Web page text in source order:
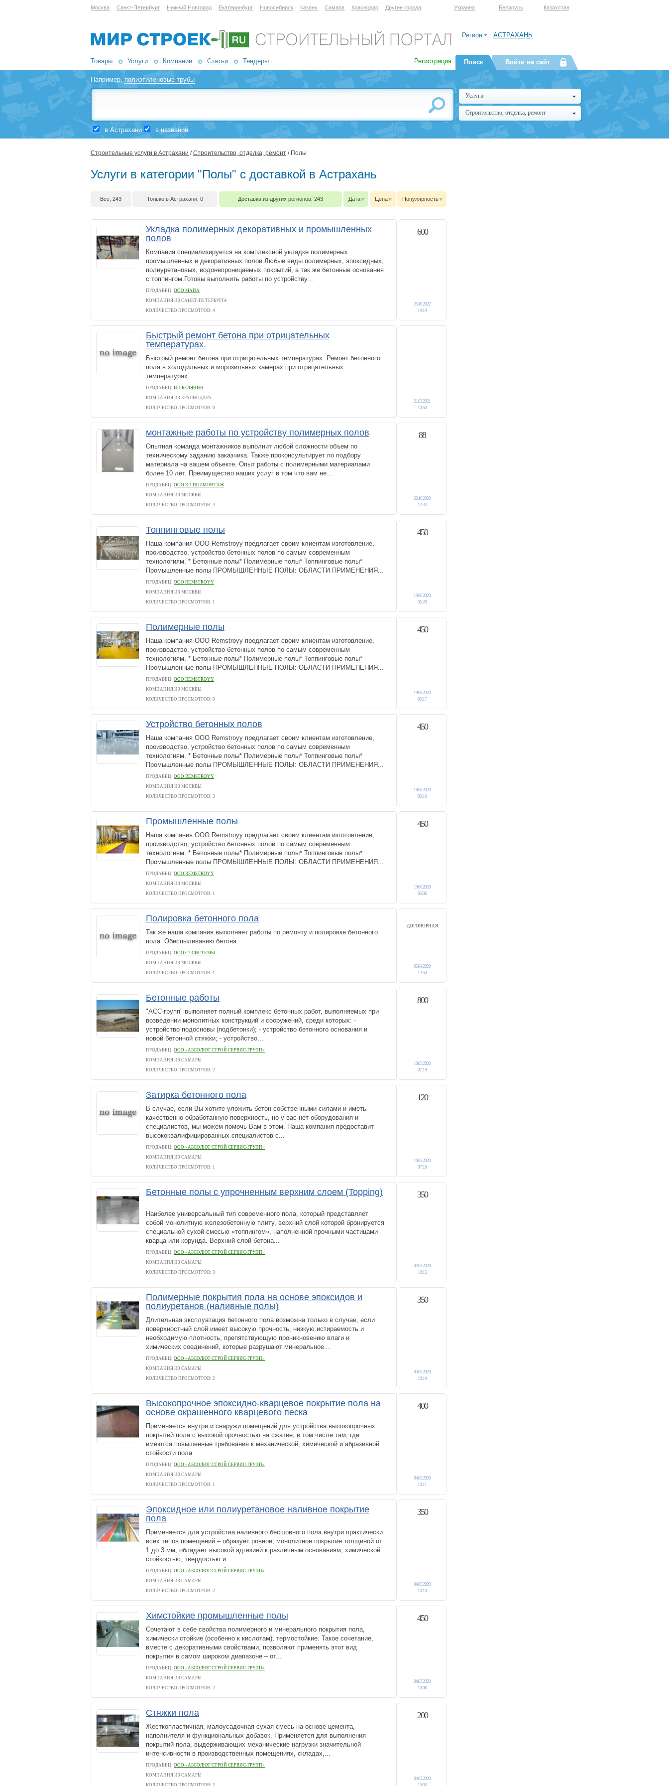
Москва Санкт-Петербург Нижний Новгород Екатеринбург Новосибирск Казань Самара Краснодар Другие города Украина Беларусь Казахстан
Товары Услуги Компании Статьи Тендеры Регистрация
Регион : АСТРАХАНЬ
Например,полиэтиленовые трубы
в Астрахани в названии
Поиск Войти на сайт
Услуги
Строительство, отделка, ремонт
Строительные услуги в Астрахани /Строительство, отделка, ремонт / Полы
Услуги в категории "Полы" с доставкой в Астрахань
Все, 243 Только в Астрахани, 0 Доставка из других регионов, 243 Дата Цена Популярность
Укладка полимерных декоративных и промышленных
полов
Компания специализируется на комплексной укладке полимерных
промышленных и декоративных полов.Любые виды полимерных, эпоксидных,
полиуретановых, водонепроницаемых покрытий, а так же бетонные основания
с топпингом.Готовы выполнить работы по устройству...
ПРОДАВЕЦ: ООО МАПА
КОМПАНИЯ ИЗ САНКТ-ПЕТЕРБУРГА
КОЛИЧЕСТВО ПРОСМОТРОВ: 4
600
25.10.2022
14:14
Быстрый ремонт бетона при отрицательных
температурах.
Быстрый ремонт бетона при отрицательных температурах. Ремонт бетонного
пола в холодильных и морозильных камерах при отрицательных
температурах.
ПРОДАВЕЦ: ИП БЕЛЯНИН
КОМПАНИЯ ИЗ КРАСНОДАРА
КОЛИЧЕСТВО ПРОСМОТРОВ: 0
21.03.2021
10:50
монтажные работы по устройству полимерных полов
Опытная команда монтажников выполнит любой сложности объем по
техническому заданию заказчика. Также проконсультирует по подбору
материала на вашем объекте. Опыт работы с полимерными материалами
более 10 лет. Преимущество наших услуг в том что вам не...
ПРОДАВЕЦ: ООО КП ПОЛМОНТАЖ
КОМПАНИЯ ИЗ МОСКВЫ
КОЛИЧЕСТВО ПРОСМОТРОВ: 4
88
20.10.2020
12:34
Топпинговые полы
Наша компания ООО Remstroyy предлагает своим клиентам изготовление,
производство, устройство бетонных полов по самым современным
технологиям. * Бетонные полы* Полимерные полы* Топпинговые полы*
Промышленные полы ПРОМЫШЛЕННЫЕ ПОЛЫ: ОБЛАСТИ ПРИМЕНЕНИЯ...
ПРОДАВЕЦ: ООО REMSTROYY
КОМПАНИЯ ИЗ МОСКВЫ
КОЛИЧЕСТВО ПРОСМОТРОВ: 1
450
19.06.2020
05:20
Полимерные полы
Наша компания ООО Remstroyy предлагает своим клиентам изготовление,
производство, устройство бетонных полов по самым современным
технологиям. * Бетонные полы* Полимерные полы* Топпинговые полы*
Промышленные полы ПРОМЫШЛЕННЫЕ ПОЛЫ: ОБЛАСТИ ПРИМЕНЕНИЯ...
ПРОДАВЕЦ: ООО REMSTROYY
КОМПАНИЯ ИЗ МОСКВЫ
КОЛИЧЕСТВО ПРОСМОТРОВ: 0
450
19.06.2020
05:17
Устройство бетонных полов
Наша компания ООО Remstroyy предлагает своим клиентам изготовление,
производство, устройство бетонных полов по самым современным
технологиям. * Бетонные полы* Полимерные полы* Топпинговые полы*
Промышленные полы ПРОМЫШЛЕННЫЕ ПОЛЫ: ОБЛАСТИ ПРИМЕНЕНИЯ...
ПРОДАВЕЦ: ООО REMSTROYY
КОМПАНИЯ ИЗ МОСКВЫ
КОЛИЧЕСТВО ПРОСМОТРОВ: 3
450
19.06.2020
05:10
Промышленные полы
Наша компания ООО Remstroyy предлагает своим клиентам изготовление,
производство, устройство бетонных полов по самым современным
технологиям. * Бетонные полы* Полимерные полы* Топпинговые полы*
Промышленные полы ПРОМЫШЛЕННЫЕ ПОЛЫ: ОБЛАСТИ ПРИМЕНЕНИЯ...
ПРОДАВЕЦ: ООО REMSTROYY
КОМПАНИЯ ИЗ МОСКВЫ
КОЛИЧЕСТВО ПРОСМОТРОВ: 1
450
19.06.2020
05:06
Полировка бетонного пола
Так же наша компания выполняет работы по ремонту и полировке бетонного
пола. Обеспыливанию бетона.
ПРОДАВЕЦ: ООО С2 СИСТЕМЫ
КОМПАНИЯ ИЗ МОСКВЫ
КОЛИЧЕСТВО ПРОСМОТРОВ: 1
ДОГОВОРНАЯ
05.04.2020
12:50
Бетонные работы
"АСС-групп" выполняет полный комплекс бетонных работ, выполняемых при
возведении монолитных конструкций и сооружений, среди которых: -
устройство подосновы (подбетонки); - устройство бетонного основания и
новой бетонной стяжки; - устройство...
ПРОДАВЕЦ: ООО «АБСОЛЮТ СТРОЙ СЕРВИС-ГРУПП»
КОМПАНИЯ ИЗ САМАРЫ
КОЛИЧЕСТВО ПРОСМОТРОВ: 2
800
10.03.2020
07:19
Затирка бетонного пола
В случае, если Вы хотите уложить бетон собственными силами и иметь
качественно обработанную поверхность, но у вас нет оборудования и
специалистов, мы можем помочь Вам в этом. Наша компания предоставит
высококвалифицированных специалистов с...
ПРОДАВЕЦ: ООО «АБСОЛЮТ СТРОЙ СЕРВИС-ГРУПП»
КОМПАНИЯ ИЗ САМАРЫ
КОЛИЧЕСТВО ПРОСМОТРОВ: 1
120
10.03.2020
07:18
Бетонные полы с упрочненным верхним слоем (Topping)
Наиболее универсальный тип современного пола, который представляет
собой монолитную железобетонную плиту, верхний слой которой бронируется
специальной сухой смесью «топпингом», наполненной прочными частицами
кварца или корунда. Верхний слой бетона...
ПРОДАВЕЦ: ООО «АБСОЛЮТ СТРОЙ СЕРВИС-ГРУПП»
КОМПАНИЯ ИЗ САМАРЫ
КОЛИЧЕСТВО ПРОСМОТРОВ: 3
350
04.03.2020
10:15
Полимерные покрытия пола на основе эпоксидов и
полиуретанов (наливные полы)
Длительная эксплуатация бетонного пола возможна только в случае, если
поверхностный слой имеет высокую прочность, низкую истираемость и
необходимую плотность, препятствующую проникновению влаги и
химических соединений, которые разрушают минеральное...
ПРОДАВЕЦ: ООО «АБСОЛЮТ СТРОЙ СЕРВИС-ГРУПП»
КОМПАНИЯ ИЗ САМАРЫ
КОЛИЧЕСТВО ПРОСМОТРОВ: 2
350
04.03.2020
10:14
Высокопрочное эпоксидно-кварцевое покрытие пола на
основе окрашенного кварцевого песка
Применяется внутри и снаружи помещений для устройства высокопрочных
покрытий пола с высокой прочностью на сжатие, в том числе там, где
имеются повышенные требования к механической, химической и абразивной
стойкости пола.
ПРОДАВЕЦ: ООО «АБСОЛЮТ СТРОЙ СЕРВИС-ГРУПП»
КОМПАНИЯ ИЗ САМАРЫ
КОЛИЧЕСТВО ПРОСМОТРОВ: 1
400
04.03.2020
10:11
Эпоксидное или полиуретановое наливное покрытие
пола
Применяется для устройства наливного бесшовного пола внутри практически
всех типов помещений – образует ровное, монолитное покрытие толщиной от
1 до 3 мм, обладает высокой адгезией к различным основаниям, химической
стойкостью, твердостью и...
ПРОДАВЕЦ: ООО «АБСОЛЮТ СТРОЙ СЕРВИС-ГРУПП»
КОМПАНИЯ ИЗ САМАРЫ
КОЛИЧЕСТВО ПРОСМОТРОВ: 2
350
04.03.2020
10:10
Химстойкие промышленные полы
Сочетают в себе свойства полимерного и минерального покрытия пола,
химически стойкие (особенно к кислотам), термостойкие. Такое сочетание,
вместе с декоративными свойствами, позволяют применять этот вид
покрытия в самом широком диапазоне – от...
ПРОДАВЕЦ: ООО «АБСОЛЮТ СТРОЙ СЕРВИС-ГРУПП»
КОМПАНИЯ ИЗ САМАРЫ
КОЛИЧЕСТВО ПРОСМОТРОВ: 2
450
04.03.2020
10:08
Стяжки пола
Жесткопластичная, малоусадочная сухая смесь на основе цемента,
наполнителя и функциональных добавок. Применяется для выполнения
покрытий пола, выдерживающих механические нагрузки значительной
интенсивности в производственных помещениях, складах,...
ПРОДАВЕЦ: ООО «АБСОЛЮТ СТРОЙ СЕРВИС-ГРУПП»
КОМПАНИЯ ИЗ САМАРЫ
КОЛИЧЕСТВО ПРОСМОТРОВ: 2
200
04.03.2020
10:03